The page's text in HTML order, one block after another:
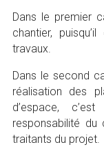
Dans le premier
chantier,
travaux.
Dans le second
réalisation des
d’espace,
responsabilité du
traitants du projet.